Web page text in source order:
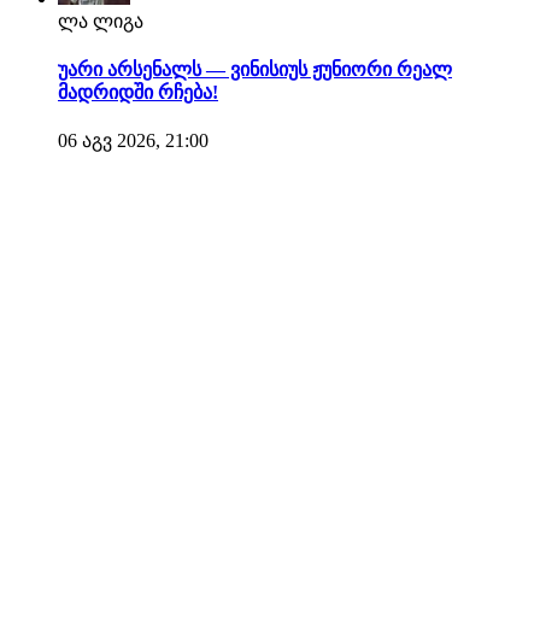
ლა ლიგა
უარი არსენალს — ვინისიუს ჟუნიორი რეალ
მადრიდში რჩება!
06 აგვ 2026, 21:00